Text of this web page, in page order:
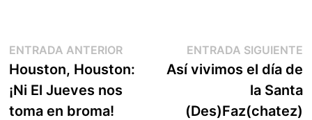
Navegación
de
entradas
ENTRADA ANTERIOREntrada
anterior:
Houston, Houston:
¡Ni El Jueves nos
toma en broma!
ENTRADA SIGUIENTE
Así vivimos el día de
la Santa
(Des)Faz(chatez)